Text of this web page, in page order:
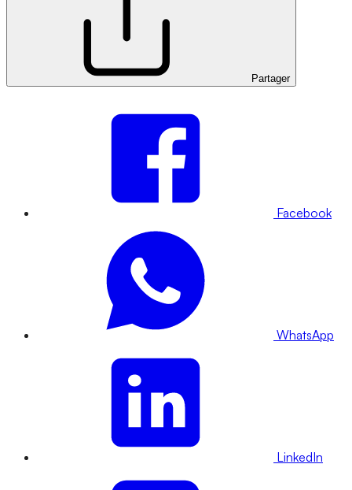
Partager
Facebook
WhatsApp
LinkedIn